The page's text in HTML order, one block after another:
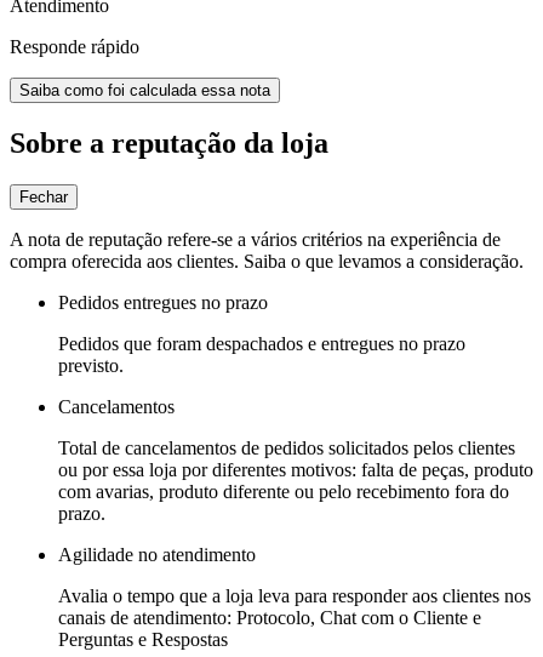
Atendimento
Responde rápido
Saiba como foi calculada essa nota
Sobre a reputação da loja
Fechar
A nota de reputação refere-se a vários critérios na experiência de
compra oferecida aos clientes. Saiba o que levamos a consideração.
Pedidos entregues no prazo
Pedidos que foram despachados e entregues no prazo
previsto.
Cancelamentos
Total de cancelamentos de pedidos solicitados pelos clientes
ou por essa loja por diferentes motivos: falta de peças, produto
com avarias, produto diferente ou pelo recebimento fora do
prazo.
Agilidade no atendimento
Avalia o tempo que a loja leva para responder aos clientes nos
canais de atendimento: Protocolo, Chat com o Cliente e
Perguntas e Respostas